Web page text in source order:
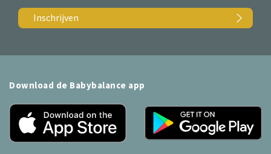
Inschrijven
Download de Babybalance app